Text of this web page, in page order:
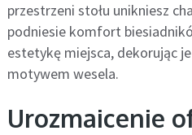
przestrzeni stołu unikniesz
podniesie komfort
estetykę miejsca, dekorując
motywem wesela.
Urozmaicenie